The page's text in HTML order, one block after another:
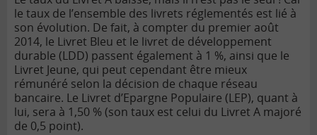
le taux de l’ensemble des livrets réglementés est lié à
son évolution. De fait, à compter du premier août
2014, le Livret Bleu et le livret de développement
durable (LDD) passent également à 1 %, ainsi que le
Livret Jeune, qui peut cependant être mieux
rémunéré selon la décision de chaque réseau
bancaire. Le Livret d’Epargne Populaire (LEP), quant à
lui, sera à 1,50 % (son taux est celui du Livret A majoré
de 0,5 point).